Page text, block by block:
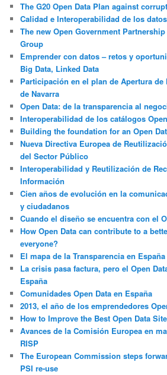
The G20 Open Data Plan against
Calidad e Interoperabilidad de los datos
The new Open Government
Group
Emprender con datos – retos y
Big Data, Linked Data
Participación en el plan de Apertura de
de Navarra
Open Data: de la transparencia al
Interoperabilidad de los catálogos
Building the foundation for an Open
Nueva Directiva Europea de
del Sector Público
Interoperabilidad y Reutilización de
Información
Cien años de evolución en la
y ciudadanos
Cuando el diseño se encuentra con el
How Open Data can contribute to a
everyone?
El mapa de la Transparencia en España
La crisis pasa factura, pero el Open
España
Comunidades Open Data en España
2013, el año de los emprendedores
How to Improve the Best Open Data
Avances de la Comisión Europea en
RISP
The European Commission steps
PSI re-use